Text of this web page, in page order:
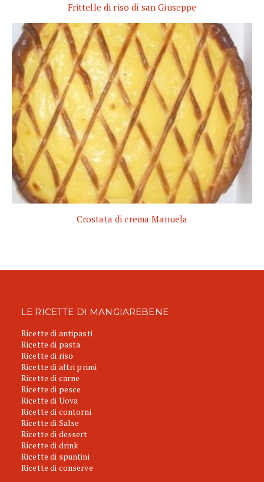
Frittelle di riso di san Giuseppe
Crostata di crema Manuela
LE RICETTE DI MANGIAREBENE
Ricette di antipasti
Ricette di pasta
Ricette di riso
Ricette di altri primi
Ricette di carne
Ricette di pesce
Ricette di Uova
Ricette di contorni
Ricette di Salse
Ricette di dessert
Ricette di drink
Ricette di spuntini
Ricette di conserve